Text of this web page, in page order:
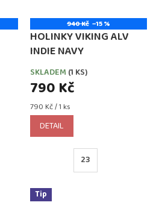
940 Kč –15 %
HOLINKY VIKING ALV
INDIE NAVY
SKLADEM (1 KS)
790 Kč
Měrná
cena:
790 Kč / 1 ks
DETAIL
23
Tip